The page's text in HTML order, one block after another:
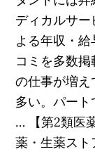
ディカルサ
よる年収・
コミを多数
の仕事が増
多い。パー
… 【第2類医
薬・生薬ス